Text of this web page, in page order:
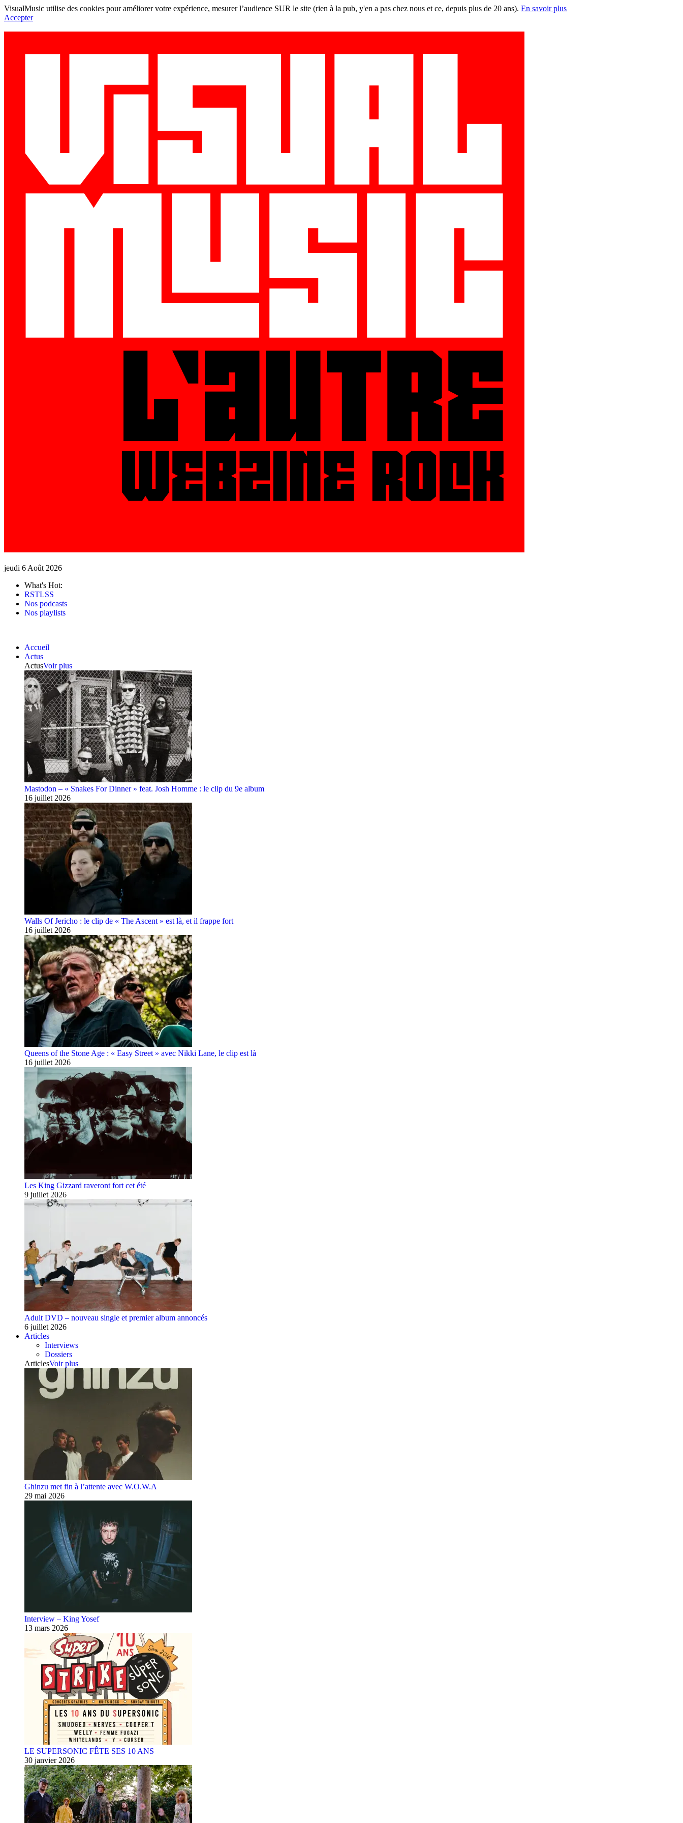
VisualMusic utilise des cookies pour améliorer votre expérience, mesurer l’audience SUR le site (rien à la pub, y'en a pas chez nous et ce, depuis plus de 20 ans). En savoir plus
Accepter
jeudi 6 Août 2026
What's Hot:
RSTLSS
Nos podcasts
Nos playlists
Accueil
Actus
ActusVoir plus
Mastodon – « Snakes For Dinner » feat. Josh Homme : le clip du 9e album
16 juillet 2026
Walls Of Jericho : le clip de « The Ascent » est là, et il frappe fort
16 juillet 2026
Queens of the Stone Age : « Easy Street » avec Nikki Lane, le clip est là
16 juillet 2026
Les King Gizzard raveront fort cet été
9 juillet 2026
Adult DVD – nouveau single et premier album annoncés
6 juillet 2026
Articles
Interviews
Dossiers
ArticlesVoir plus
Ghinzu met fin à l’attente avec W.O.W.A
29 mai 2026
Interview – King Yosef
13 mars 2026
LE SUPERSONIC FÊTE SES 10 ANS
30 janvier 2026